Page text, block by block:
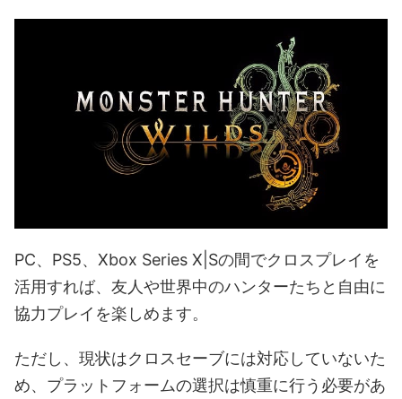
PC、PS5、Xbox Series X|Sの間でクロスプレイを
活用すれば、友人や世界中のハンターたちと自由に
協力プレイを楽しめます。
ただし、現状はクロスセーブには対応していないた
め、プラットフォームの選択は慎重に行う必要があ